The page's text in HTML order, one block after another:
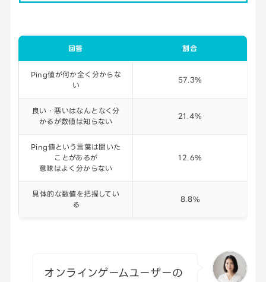
回答 割合
Ping値が何か全く分からな
い
57.3%
良い・悪いはなんとなく分
かるが数値は知らない
21.4%
Ping値という言葉は聞いた
ことがあるが
意味はよく分からない
12.6%
具体的な数値を把握してい
る
8.8%
オンラインゲームユーザーの